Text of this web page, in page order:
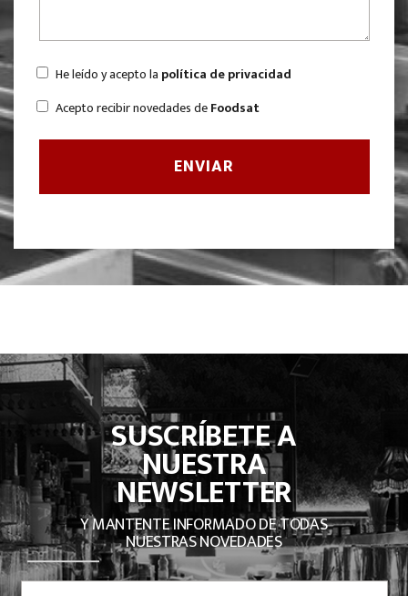
He leído y acepto la política de privacidad
Acepto recibir novedades deFoodsat
SUSCRÍBETE A
NUESTRA
NEWSLETTER
Y MANTENTE INFORMADO DE TODAS
NUESTRAS NOVEDADES